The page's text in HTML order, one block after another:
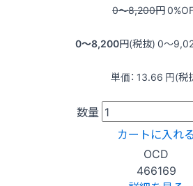
0〜8,200円0
0〜8,200円(税抜) 0〜
単価： 13.66 円(税
数量
カートに入れる
OCD
466169